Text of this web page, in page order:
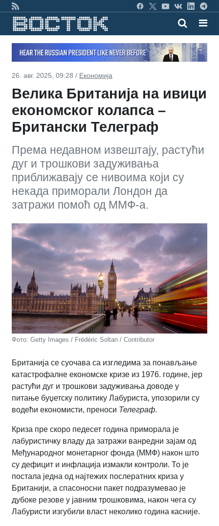
26. авг. 2025, 09:28 / Економија
Велика Британија на ивици
економског колапса –
Британски Телеграф
Према недавном извештају, растући
дуг и трошкови задуживања
приближавају се нивоима који су
некада приморали Лондон да
затражи помоћ од ММФ-а.
Фото: Getty Images / Frédéric Soltan / Contributor
Британија се суочава са изгледима за понављање
катастрофалне економске кризе из 1976. године, јер
растући дуг и трошкови задуживања доводе у
питање буџетску политику Лабуриста, упозорили су
водећи економисти, преноси Телеграф.
Криза пре скоро педесет година приморала је
лабуристичку владу да затражи ванредни зајам од
Међународног монетарног фонда (ММФ) након што
су дефицит и инфлација измакли контроли. То је
постала једна од најтежих послератних криза у
Британији, а спасоносни пакет подразумевао је
дубоке резове у јавним трошковима, након чега су
Лабуристи изгубили власт неколико година касније.